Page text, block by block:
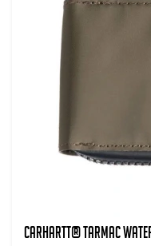
CARHARTT® Tarmac